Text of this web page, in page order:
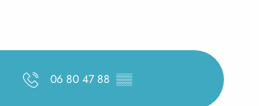
06 80 47 88 ▒▒